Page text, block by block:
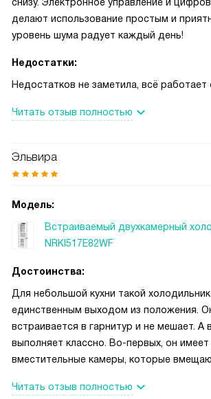
сохраняют температуру около 15 часов,
времени. Дверь открывается вправо,
расстановке мебели. Полок и ящиков
семейных запасов, овощной контейнер
делают использование простым и
уровень шума радует каждый день!
Недостатки:
Недостатков не заметила, всё работает
Читать отзыв полностью
Эльвира
Модель:
Встраиваемый двухкамерный
NRKI517E82WF
Достоинства:
Для небольшой кухни такой
единственным выходом из положения.
встраивается в гарнитур и не мешает. А
выполняет классно. Во-первых, он
вместительные камеры, которые
держит выставленную температуру,
Читать отзыв полностью